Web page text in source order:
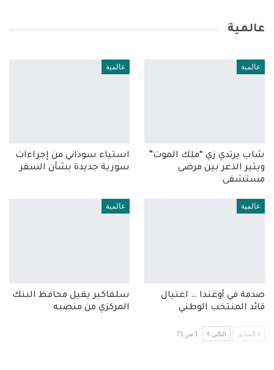
عالمية
عالمية
شاب يرتدي زي “ملك الموت”
ويثير الذعر بين مرضى
مستشفى
عالمية
استياء سوداني من إجراءات
سورية جديدة بشأن السفر
عالمية
صدمة في أوغندا … اغتيال
قائد المنتخب الوطني
عالمية
سلفاكير يقيل محافظ البنك
المركزي من منصبه
السابق التالي 1 من 71